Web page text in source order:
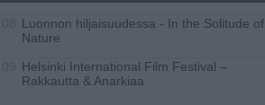
Luonnon hiljaisuudessa - In the Solitude of
Nature
Helsinki International Film Festival –
Rakkautta & Anarkiaa